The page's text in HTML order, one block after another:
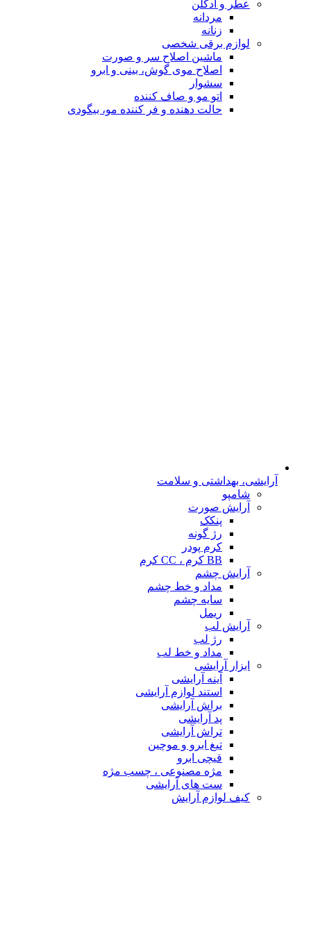
عطر و ادکلن
مردانه
زنانه
لوازم برقی شخصی
ماشین اصلاح سر و صورت
اصلاح موی گوش، بینی و ابرو
سشوار
اتو مو و صاف کننده
حالت دهنده و فر کننده مو، بیگودی
آرایشی، بهداشتی و سلامت
شامپو
آرایش صورت
پنکک
رژ گونه
کرم پودر
BB کرم ، CC کرم
آرایش چشم
مداد و خط چشم
سایه چشم
ریمل
آرایش لب
رژ لب
مداد و خط لب
ابزار آرایشی
آینه آرایشی
استند لوازم آرایشی
براش آرایشی
پد آرایشی
تراش آرایشی
تیغ ابرو و موچین
قیچی ابرو
مژه مصنوعی ، چسب مژه
ست های آرایشی
کیف لوازم آرایش